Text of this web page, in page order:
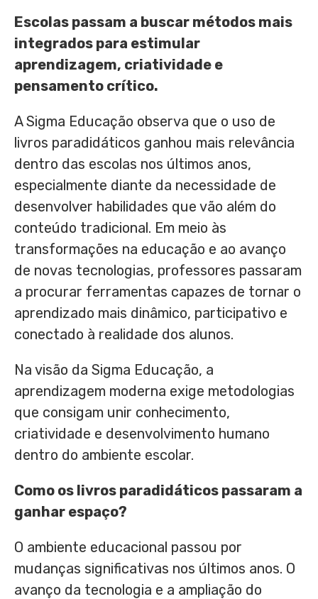
Escolas passam a buscar métodos mais
integrados para estimular
aprendizagem, criatividade e
pensamento crítico.
A Sigma Educação observa que o uso de
livros paradidáticos ganhou mais relevância
dentro das escolas nos últimos anos,
especialmente diante da necessidade de
desenvolver habilidades que vão além do
conteúdo tradicional. Em meio às
transformações na educação e ao avanço
de novas tecnologias, professores passaram
a procurar ferramentas capazes de tornar o
aprendizado mais dinâmico, participativo e
conectado à realidade dos alunos.
Na visão da Sigma Educação, a
aprendizagem moderna exige metodologias
que consigam unir conhecimento,
criatividade e desenvolvimento humano
dentro do ambiente escolar.
Como os livros paradidáticos passaram a
ganhar espaço?
O ambiente educacional passou por
mudanças significativas nos últimos anos. O
avanço da tecnologia e a ampliação do